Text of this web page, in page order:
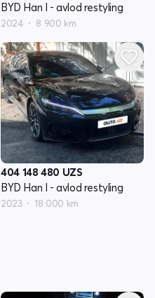
BYD Han I - avlod restyling
2024 8 900 km
404 148 480 UZS
BYD Han I - avlod restyling
2023 18 000 km